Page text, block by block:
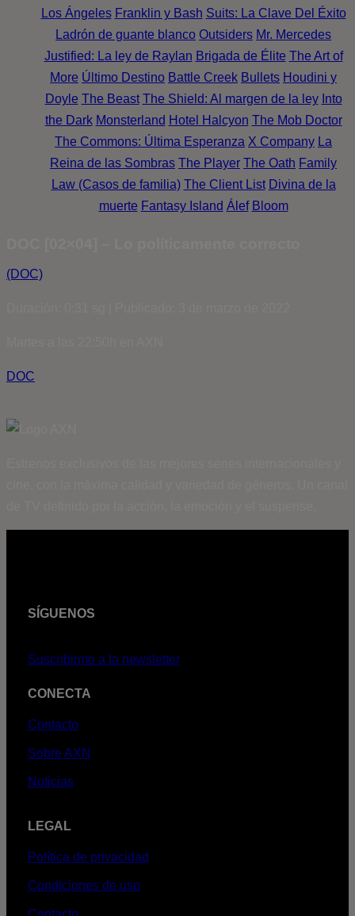
Los Ángeles Franklin y Bash Suits: La Clave Del Éxito
Ladrón de guante blanco Outsiders Mr. Mercedes
Justified: La ley de Raylan Brigada de Élite The Art of
More Último Destino Battle Creek Bullets Houdini y
Doyle The Beast The Shield: Al margen de la ley Into
the Dark Monsterland Hotel Halcyon The Mob Doctor
The Commons: Última Esperanza X Company La
Reina de las Sombras The Player The Oath Family
Law (Casos de familia) The Client List Divina de la
muerte Fantasy Island Álef Bloom
(DOC)
DOC
SÍGUENOS
Suscribirme a la newsletter
CONECTA
Contacto
Sobre AXN
Noticias
LEGAL
Política de privacidad
Condiciones de uso